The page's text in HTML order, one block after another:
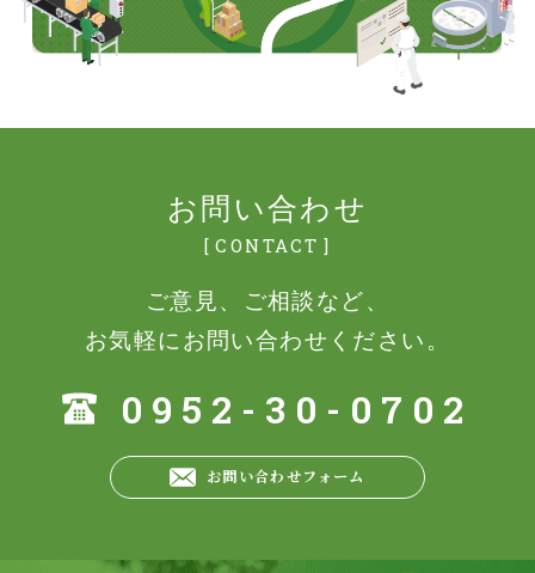
お問い合わせ
CONTACT
ご意見、ご相談など、
お気軽にお問い合わせください。
0952-30-0702
お問い合わせフォーム